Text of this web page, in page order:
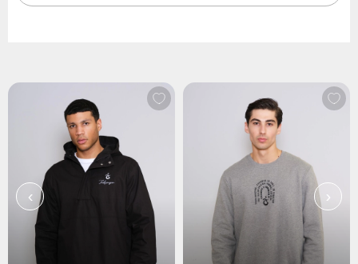
‹ ›